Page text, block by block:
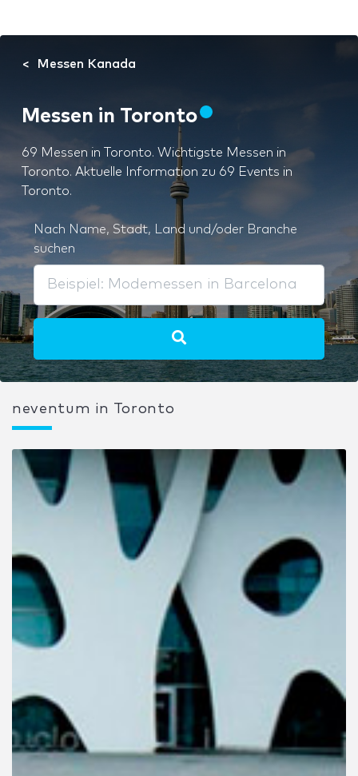
Messen Kanada
Messen in Toronto
69 Messen in Toronto. Wichtigste Messen in
Toronto. Aktuelle Information zu 69 Events in
Toronto.
Nach Name, Stadt, Land und/oder Branche
suchen
neventum in Toronto